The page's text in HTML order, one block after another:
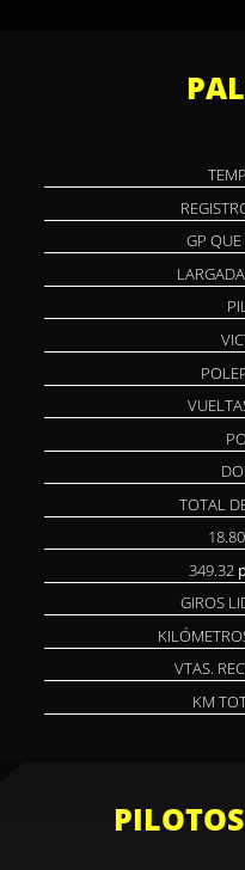
GP
TOTAL
18.80
349.32
GIROS
VTAS.
KM